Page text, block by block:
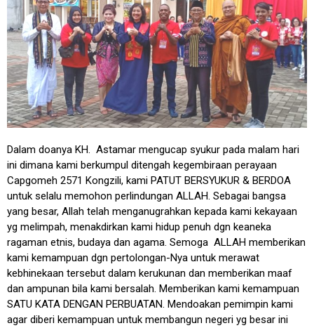
Dalam doanya KH. Astamar mengucap syukur pada malam hari
ini dimana kami berkumpul ditengah kegembiraan perayaan
Capgomeh 2571 Kongzili, kami PATUT BERSYUKUR & BERDOA
untuk selalu memohon perlindungan ALLAH. Sebagai bangsa
yang besar, Allah telah menganugrahkan kepada kami kekayaan
yg melimpah, menakdirkan kami hidup penuh dgn keaneka
ragaman etnis, budaya dan agama. Semoga ALLAH memberikan
kami kemampuan dgn pertolongan-Nya untuk merawat
kebhinekaan tersebut dalam kerukunan dan memberikan maaf
dan ampunan bila kami bersalah. Memberikan kami kemampuan
SATU KATA DENGAN PERBUATAN. Mendoakan pemimpin kami
agar diberi kemampuan untuk membangun negeri yg besar ini